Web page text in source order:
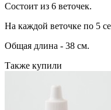
Состоит из 6 веточек.
На каждой веточке по 5
Общая длина - 38 см.
Также купили